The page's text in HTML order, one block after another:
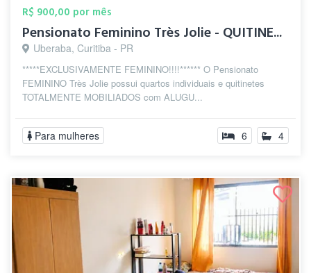
R$ 900,00 por mês
Pensionato Feminino Très Jolie - QUITINE...
Uberaba, Curitiba - PR
*****EXCLUSIVAMENTE FEMININO!!!!****** O Pensionato
FEMININO Très Jolie possui quartos individuais e quitinetes
TOTALMENTE MOBILIADOS com ALUGU...
Para mulheres 6 4